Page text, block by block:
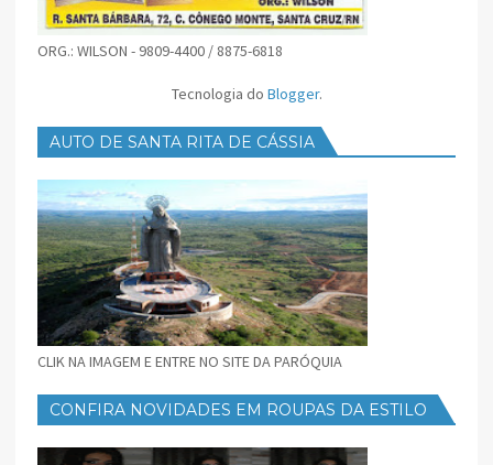
ORG.: WILSON - 9809-4400 / 8875-6818
Tecnologia do Blogger.
AUTO DE SANTA RITA DE CÁSSIA
CLIK NA IMAGEM E ENTRE NO SITE DA PARÓQUIA
CONFIRA NOVIDADES EM ROUPAS DA ESTILO